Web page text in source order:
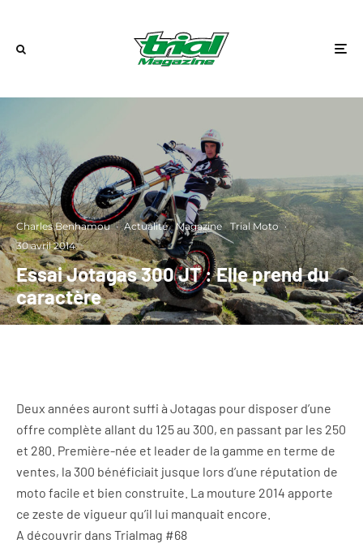
Charles Benhamou · Actualité Magazine Trial Moto ·
30 avril 2014
Essai Jotagas 300 JT : Elle prend du
caractère
Deux années auront suffi à Jotagas pour disposer d’une
offre complète allant du 125 au 300, en passant par les 250
et 280. Première-née et leader de la gamme en terme de
ventes, la 300 bénéficiait jusque lors d’une réputation de
moto facile et bien construite. La mouture 2014 apporte
ce zeste de vigueur qu’il lui manquait encore.
A découvrir dans Trialmag #68